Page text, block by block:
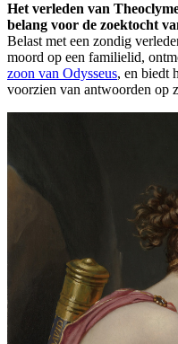
Het verleden van
belang voor de zoektocht
Belast met een zondig
moord op een familielid,
zoon van Odysseus, en biedt
voorzien van antwoorden op